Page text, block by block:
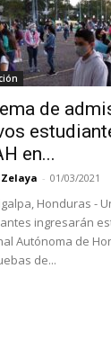
de
en...
- 01/03/2021
Honduras -
ingresarán
Autónoma de
de...